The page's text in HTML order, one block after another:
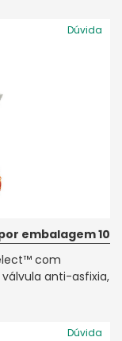
Dúvida
embalagem 10
com
anti-asfixia,
Dúvida